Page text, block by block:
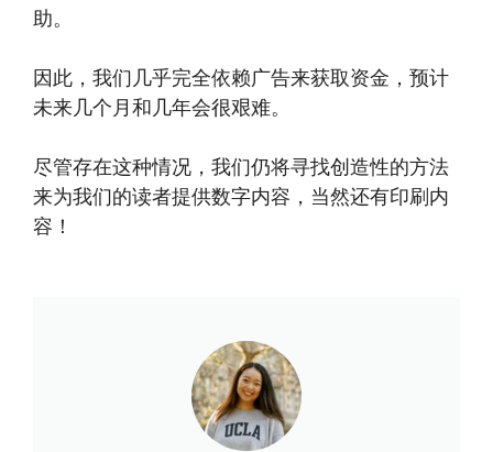
助。
因此，我们几乎完全依赖广告来获取资金，预计
未来几个月和几年会很艰难。
尽管存在这种情况，我们仍将寻找创造性的方法
来为我们的读者提供数字内容，当然还有印刷内
容！